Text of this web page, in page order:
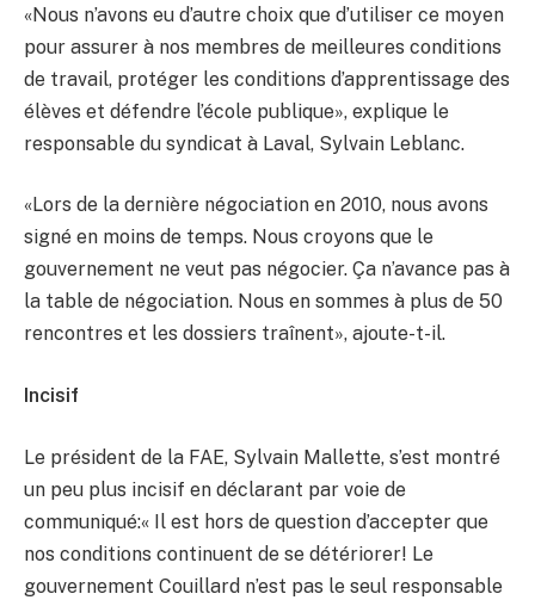
«Nous n’avons eu d’autre choix que d’utiliser ce moyen
pour assurer à nos membres de meilleures conditions
de travail, protéger les conditions d’apprentissage des
élèves et défendre l’école publique», explique le
responsable du syndicat à Laval, Sylvain Leblanc.
«Lors de la dernière négociation en 2010, nous avons
signé en moins de temps. Nous croyons que le
gouvernement ne veut pas négocier. Ça n’avance pas à
la table de négociation. Nous en sommes à plus de 50
rencontres et les dossiers traînent», ajoute-t-il.
Incisif
Le président de la FAE, Sylvain Mallette, s’est montré
un peu plus incisif en déclarant par voie de
communiqué:« Il est hors de question d’accepter que
nos conditions continuent de se détériorer! Le
gouvernement Couillard n’est pas le seul responsable